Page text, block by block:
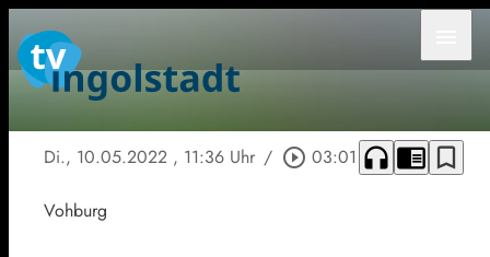
Di., 10.05.2022 , 11:36 Uhr / play_circle_outline 03:01 headphones chrome_reader_mode bookmark_border
Vohburg